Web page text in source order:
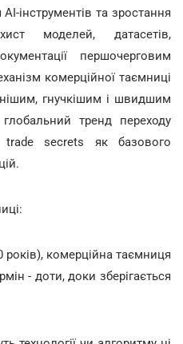
інструментів та зростання
моделей, датасетів,
першочерговим
комерційної таємниці
гнучкішим і швидшим
тренд переходу
trade secrets як базового
років), комерційна таємниця
- доти, доки зберігається